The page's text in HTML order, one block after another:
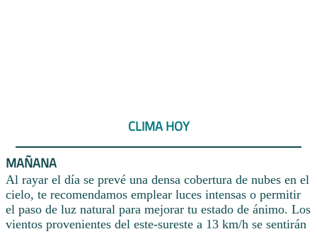
CLIMA HOY
MAÑANA
Al rayar el día se prevé una densa cobertura de nubes en el
cielo, te recomendamos emplear luces intensas o permitir
el paso de luz natural para mejorar tu estado de ánimo. Los
vientos provenientes del este-sureste a 13 km/h se sentirán